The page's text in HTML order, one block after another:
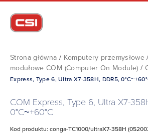
Strona główna / Komputery przemysłowe /
modułowe COM (Computer On Module) /
Express, Type 6, Ultra X7-358H, DDR5,
COM Express, Type 6, Ultra X7-
0°C~+60°C
Kod produktu: conga-TC1000/ultraX7-358H